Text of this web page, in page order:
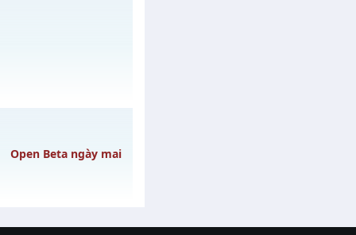
vào 19h
Open Beta ngày mai